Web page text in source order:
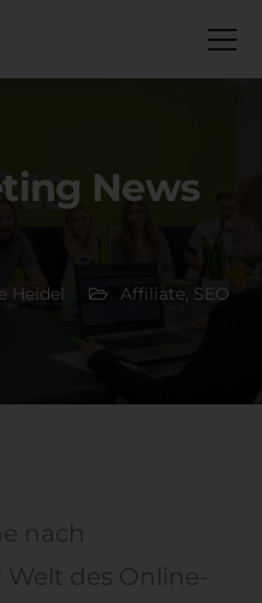
News
Heidel Affiliate, SEO
nach
des Online-